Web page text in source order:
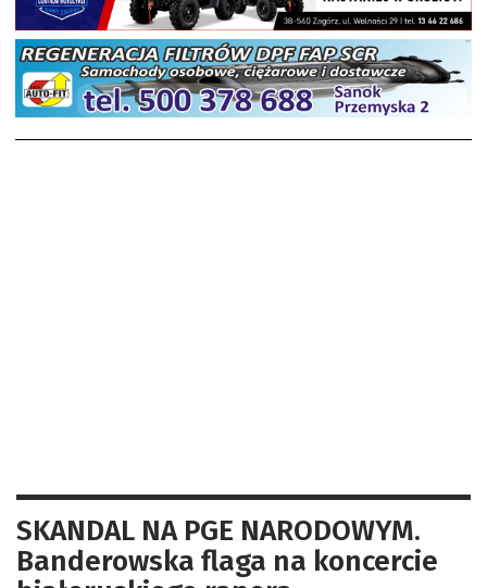
SKANDAL NA PGE NARODOWYM.
Banderowska flaga na koncercie